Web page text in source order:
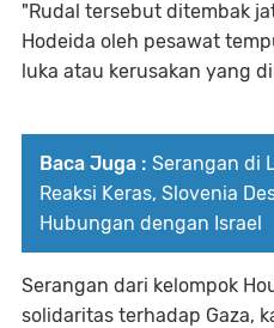
"Rudal tersebut ditembak
Hodeida oleh pesawat
luka atau kerusakan yang
Baca Juga : Serangan di
Reaksi Keras, Slovenia
Hubungan dengan Israel
Serangan dari kelompok
solidaritas terhadap Gaza,